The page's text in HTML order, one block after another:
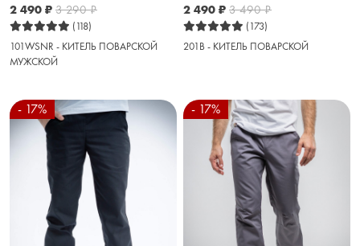
2 490 ₽ 3 290₽
(118)
101WSNR - КИТЕЛЬ ПОВАРСКОЙ
МУЖСКОЙ
2 490 ₽ 3 490₽
(173)
201B - КИТЕЛЬ ПОВАРСКОЙ
- 17% - 17%